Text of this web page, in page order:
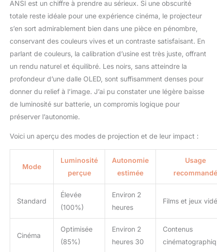
ANSI est un chiffre à prendre au sérieux. Si une obscurité
totale reste idéale pour une expérience cinéma, le projecteur
s’en sort admirablement bien dans une pièce en pénombre,
conservant des couleurs vives et un contraste satisfaisant. En
parlant de couleurs, la calibration d’usine est très juste, offrant
un rendu naturel et équilibré. Les noirs, sans atteindre la
profondeur d’une dalle OLED, sont suffisamment denses pour
donner du relief à l’image. J’ai pu constater une légère baisse
de luminosité sur batterie, un compromis logique pour
préserver l’autonomie.
Voici un aperçu des modes de projection et de leur impact :
Mode
Luminosité
perçue
Autonomie
estimée
Usage
recommandé
Standard
Élevée
(100%)
Environ 2
heures
Films et jeux
Cinéma
Optimisée
(85%)
Environ 2
heures 30
Contenus